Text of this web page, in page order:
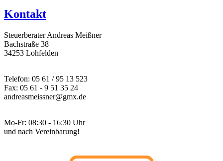
Kontakt
Steuerberater Andreas Meißner
Bachstraße 38
34253 Lohfelden
Telefon: 05 61 / 95 13 523
Fax: 05 61 - 9 51 35 24
andreasmeissner@gmx.de
Mo-Fr: 08:30 - 16:30 Uhr
und nach Vereinbarung!